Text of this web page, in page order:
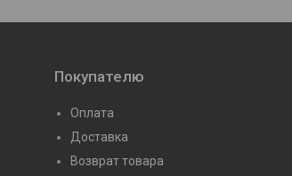
Покупателю
Оплата
Доставка
Возврат товара